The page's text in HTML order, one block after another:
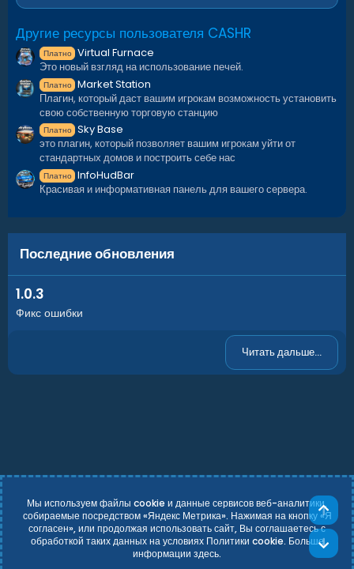
Другие ресурсы пользователя CASHR
Платно Virtual Furnace
Это новый взгляд на использование печей.
Платно Market Station
Плагин, который даст вашим игрокам возможность установить
свою собственную торговую станцию
Платно Sky Base
это плагин, который позволяет вашим игрокам уйти от
стандартных домов и построить себе нас
Платно InfoHudBar
Красивая и информативная панель для вашего сервера.
Последние обновления
1.0.3
Фикс ошибки
Читать дальше...
Russian (RU)
Условия и правила
Политика конфиденциальности
Справка Главная
R
Мы используем файлы cookie и данные сервисов веб-аналитики,
собираемые посредством «Яндекс Метрика». Нажимая на кнопку «Я
согласен», или продолжая использовать сайт, Вы соглашаетесь с
обработкой таких данных на условиях Политики cookie. Больше
информации здесь.